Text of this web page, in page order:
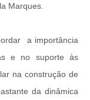
Marques.
a importância
e no suporte às
na construção de
da dinâmica